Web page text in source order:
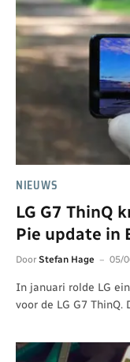
NIEUWS
LG G7 ThinQ
Pie update in
Door Stefan Hage 05/
In januari rolde LG
voor de LG G7